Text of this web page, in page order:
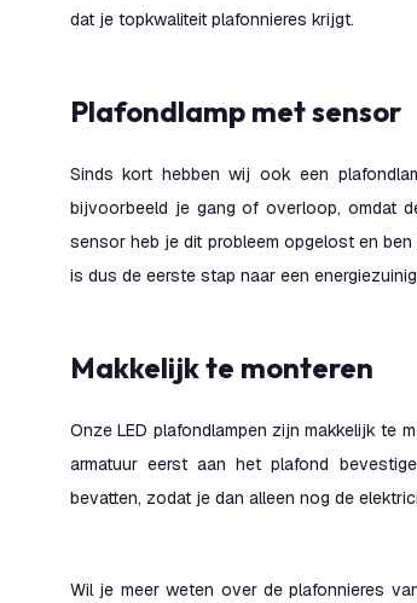
dat je topkwaliteit plafonnieres krijgt.
Plafondlamp met sensor
Sinds kort hebben wij ook een
bijvoorbeeld je gang of overloop, omdat
sensor heb je dit probleem opgelost en
is dus de eerste stap naar een
Makkelijk te monteren
Onze LED plafondlampen zijn makkelijk te
armatuur eerst aan het plafond
bevatten, zodat je dan alleen nog de
Wil je meer weten over de plafonnieres